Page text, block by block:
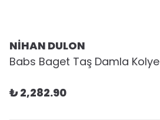
NİHAN DULON
Babs Baget Taş Damla Kolye
₺ 2,282.90